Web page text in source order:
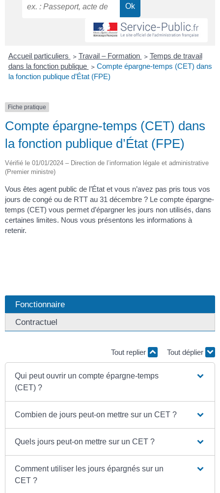
Accueil particuliers > Travail – Formation > Temps de travail
dans la fonction publique > Compte épargne-temps (CET) dans
la fonction publique d’État (FPE)
Fiche pratique
Compte épargne-temps (CET) dans
la fonction publique d’État (FPE)
Vérifié le 01/01/2024 – Direction de l’information légale et administrative
(Premier ministre)
Vous êtes agent public de l’État et vous n’avez pas pris tous vos
jours de congé ou de RTT au 31 décembre ? Le compte épargne-
temps (CET) vous permet d’épargner les jours non utilisés, dans
certaines limites. Nous vous présentons les informations à
retenir.
Fonctionnaire
Contractuel
Tout replier Tout déplier
Qui peut ouvrir un compte épargne-temps
(CET) ?
Combien de jours peut-on mettre sur un CET ?
Quels jours peut-on mettre sur un CET ?
Comment utiliser les jours épargnés sur un
CET ?